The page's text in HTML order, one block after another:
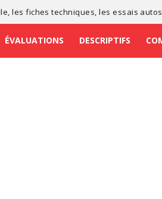
, lesfiches techniques , lesessais autos
ÉVALUATIONS DESCRIPTIFS